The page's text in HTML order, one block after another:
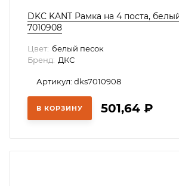
DKC KANT Рамка на 4 поста,
7010908
Цвет: белый песок
Бренд: ДКС
Артикул: dks7010908
В КОРЗИНУ 501,64 ₽